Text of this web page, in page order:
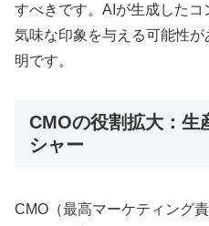
すべきです。AIが生成した
気味な印象を与える可能性が
明です。
CMOの役割拡大：生
シャー
CMO（最高マーケティング